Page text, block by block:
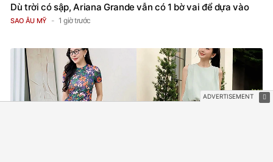
Dù trời có sập, Ariana Grande vẫn có 1 bờ vai để dựa vào
SAO ÂU MỸ 1 giờ trước